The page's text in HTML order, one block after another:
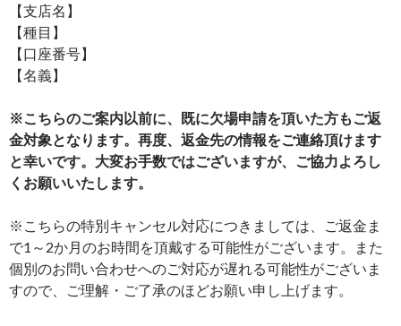
【支店名】
【種目】
【口座番号】
【名義】
※こちらのご案内以前に、既に欠場申請を頂いた方もご返
金対象となります。再度、返金先の情報をご連絡頂けます
と幸いです。大変お手数ではございますが、ご協力よろし
くお願いいたします。
※こちらの特別キャンセル対応につきましては、ご返金ま
で1～2か月のお時間を頂戴する可能性がございます。また
個別のお問い合わせへのご対応が遅れる可能性がございま
すので、ご理解・ご了承のほどお願い申し上げます。